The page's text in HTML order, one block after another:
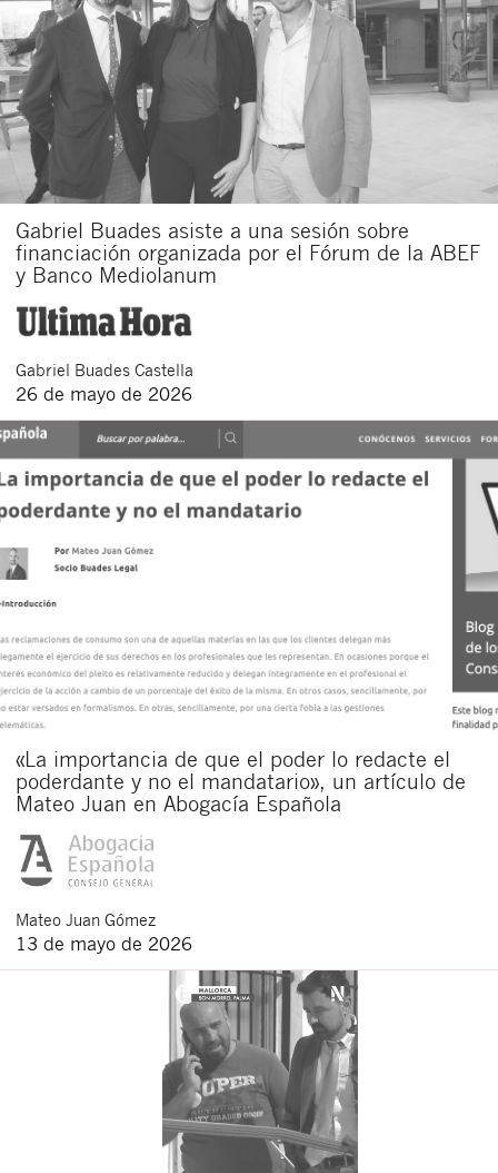
Gabriel Buades asiste a una sesión sobre
financiación organizada por el Fórum de la ABEF
y Banco Mediolanum
Gabriel Buades Castella
26 de mayo de 2026
«La importancia de que el poder lo redacte el
poderdante y no el mandatario», un artículo de
Mateo Juan en Abogacía Española
Mateo Juan Gómez
13 de mayo de 2026